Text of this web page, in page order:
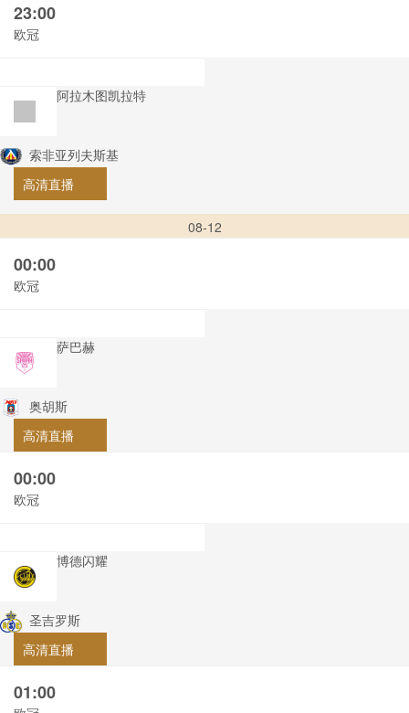
23:00
欧冠
阿拉木图凯拉特
索非亚列夫斯基
高清直播
08-12
00:00
欧冠
萨巴赫
奥胡斯
高清直播
00:00
欧冠
博德闪耀
圣吉罗斯
高清直播
01:00